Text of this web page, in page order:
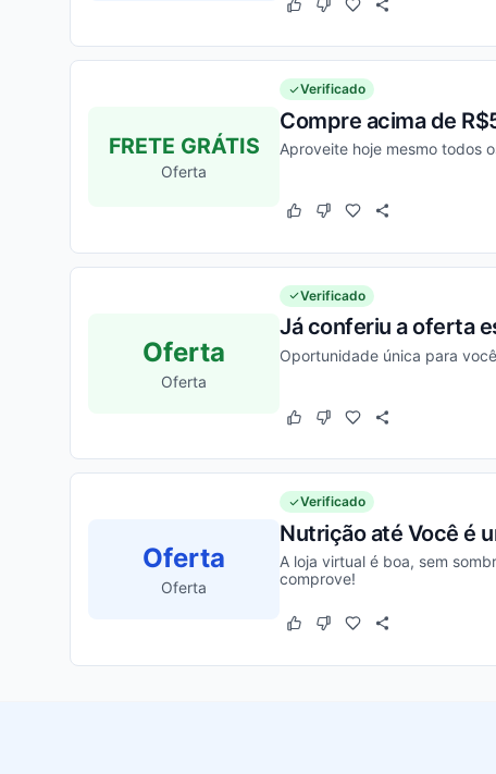
Este cupom funcionou
Este cupom não funcionou
FRETE GRÁTIS
Oferta
Verificado
Compre acima de
Aproveite hoje mesmo todos
Este cupom funcionou
Este cupom não funcionou
Oferta
Oferta
Verificado
Já conferiu a oferta
Oportunidade única para
Este cupom funcionou
Este cupom não funcionou
Oferta
Oferta
Verificado
Nutrição até Você é
A loja virtual é boa, sem
comprove!
Este cupom funcionou
Este cupom não funcionou